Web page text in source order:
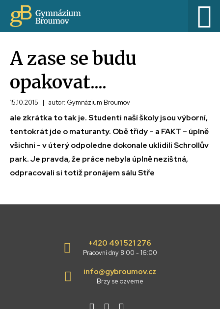
A zase se budu
opakovat....
15.10.2015 | autor: Gymnázium Broumov
ale zkrátka to tak je. Studenti naší školy jsou výborní,
tentokrát jde o maturanty. Obě třídy – a FAKT – úplně
všichni - v úterý odpoledne dokonale uklidili Schrollův
park. Je pravda, že práce nebyla úplně nezištná,
odpracovali si totiž pronájem sálu Stře
+420 491 521 276
Pracovní dny 8:00 - 16:00
info@gybroumov.cz
Brzy se ozveme